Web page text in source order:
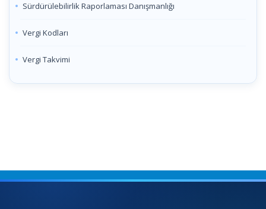
Sürdürülebilirlik Raporlaması Danışmanlığı
Vergi Kodları
Vergi Takvimi